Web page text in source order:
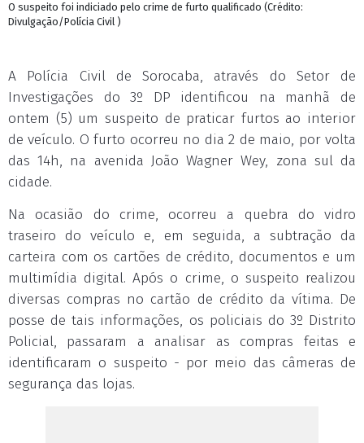
O suspeito foi indiciado pelo crime de furto qualificado (Crédito:
Divulgação/Polícia Civil )
A Polícia Civil de Sorocaba, através do Setor de
Investigações do 3º DP identificou na manhã de
ontem (5) um suspeito de praticar furtos ao interior
de veículo. O furto ocorreu no dia 2 de maio, por volta
das 14h, na avenida João Wagner Wey, zona sul da
cidade.
Na ocasião do crime, ocorreu a quebra do vidro
traseiro do veículo e, em seguida, a subtração da
carteira com os cartões de crédito, documentos e um
multimídia digital. Após o crime, o suspeito realizou
diversas compras no cartão de crédito da vítima. De
posse de tais informações, os policiais do 3º Distrito
Policial, passaram a analisar as compras feitas e
identificaram o suspeito - por meio das câmeras de
segurança das lojas.